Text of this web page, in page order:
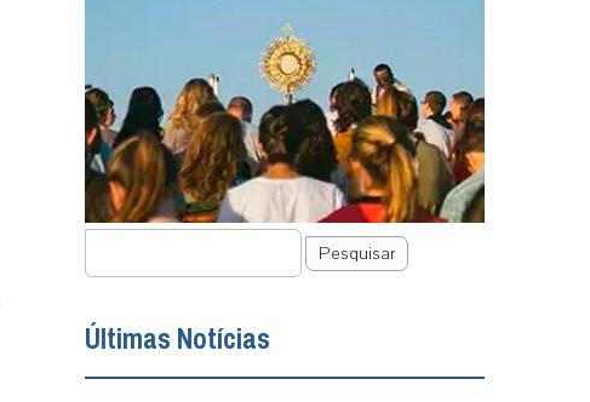
Pesquisar
Últimas Notícias